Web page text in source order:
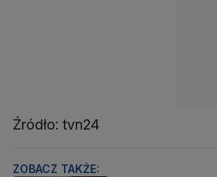
Źródło: tvn24
ZOBACZ TAKŻE: